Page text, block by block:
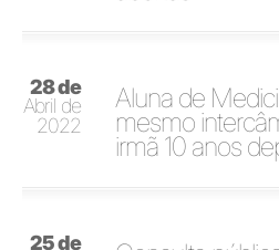
28 de
Abril de
2022
Aluna de
mesmo
irmã 10 anos
25 de